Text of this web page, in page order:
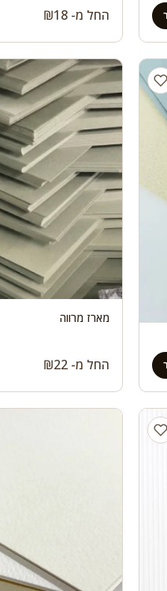
החל מ- ₪18
מארז מרווה
החל מ- ₪22